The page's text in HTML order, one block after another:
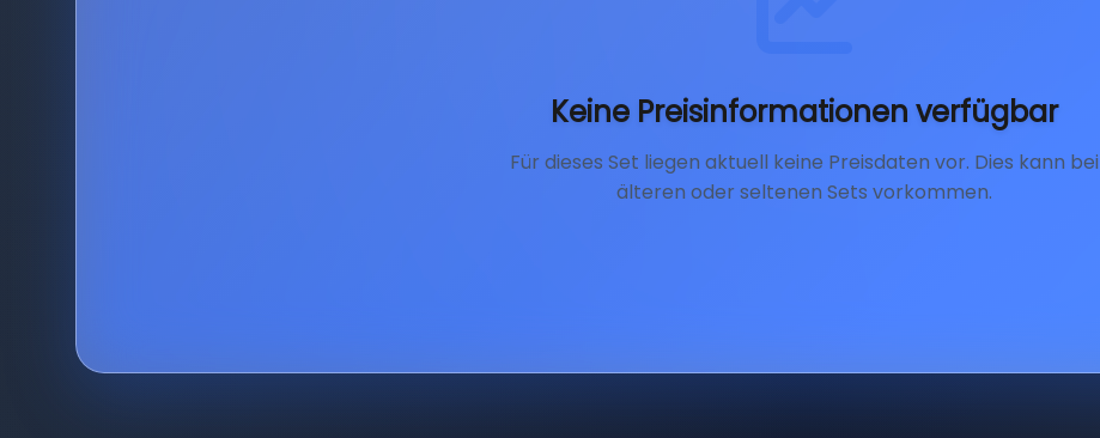
Keine Preisinformationen verfügbar
Für dieses Set liegen aktuell keine Preisdaten vor. Dies kann bei
älteren oder seltenen Sets vorkommen.